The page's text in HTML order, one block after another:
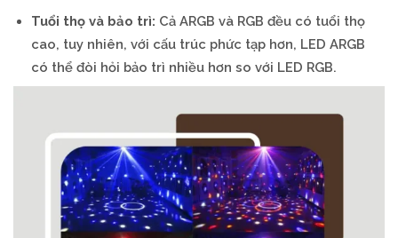
Tuổi thọ và bảo trì: Cả ARGB và RGB đều có tuổi thọ
cao, tuy nhiên, với cấu trúc phức tạp hơn, LED ARGB
có thể đòi hỏi bảo trì nhiều hơn so với LED RGB.